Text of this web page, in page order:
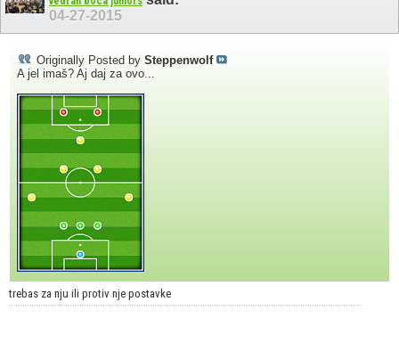
04-27-2015
Originally Posted by Steppenwolf
A jel imaš? Aj daj za ovo...
trebas za nju ili protiv nje postavke